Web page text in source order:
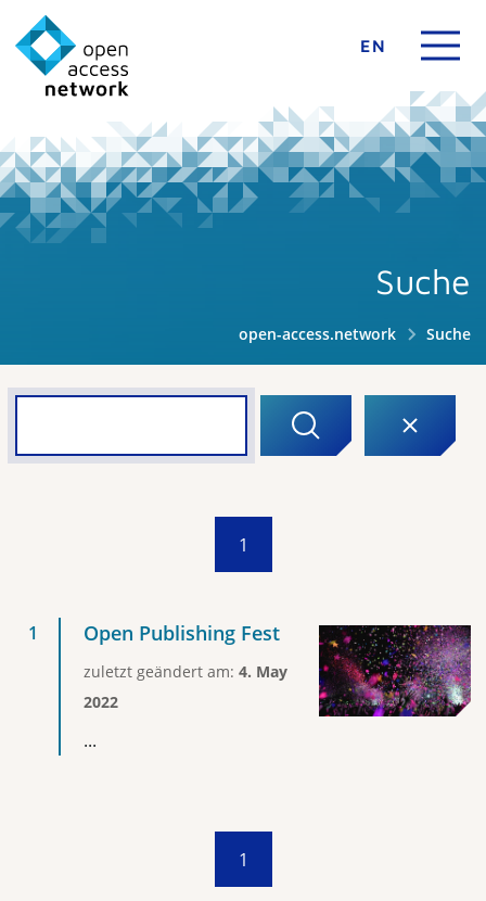
EN
Suche
open-access.network Suche
1
Open Publishing Fest
zuletzt geändert am: 4. May
2022
...
1